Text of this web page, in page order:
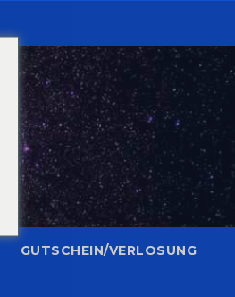
GUTSCHEIN/VERLOSUNG